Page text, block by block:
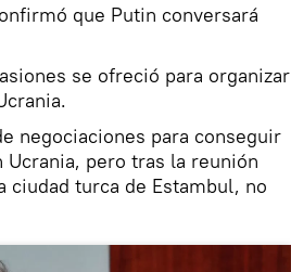
que Putin conversará
se ofreció para organizar
negociaciones para conseguir
pero tras la reunión
ciudad turca de Estambul, no